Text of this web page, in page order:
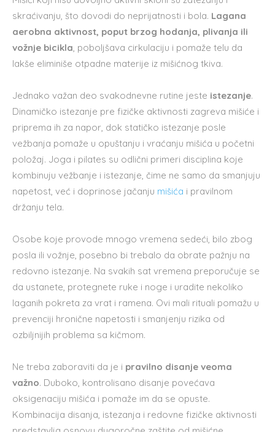
skraćivanju, što dovodi do neprijatnosti i bola. Lagana
aerobna aktivnost, poput brzog hodanja, plivanja ili
vožnje bicikla, poboljšava cirkulaciju i pomaže telu da
lakše eliminiše otpadne materije iz mišićnog tkiva.
Jednako važan deo svakodnevne rutine jeste istezanje.
Dinamičko istezanje pre fizičke aktivnosti zagreva mišiće i
priprema ih za napor, dok statičko istezanje posle
vežbanja pomaže u opuštanju i vraćanju mišića u početni
položaj. Joga i pilates su odlični primeri disciplina koje
kombinuju vežbanje i istezanje, čime ne samo da smanjuju
napetost, već i doprinose jačanju mišića i pravilnom
držanju tela.
Osobe koje provode mnogo vremena sedeći, bilo zbog
posla ili vožnje, posebno bi trebalo da obrate pažnju na
redovno istezanje. Na svakih sat vremena preporučuje se
da ustanete, protegnete ruke i noge i uradite nekoliko
laganih pokreta za vrat i ramena. Ovi mali rituali pomažu u
prevenciji hronične napetosti i smanjenju rizika od
ozbiljnijih problema sa kičmom.
Ne treba zaboraviti da je i pravilno disanje veoma
važno. Duboko, kontrolisano disanje povećava
oksigenaciju mišića i pomaže im da se opuste.
Kombinacija disanja, istezanja i redovne fizičke aktivnosti